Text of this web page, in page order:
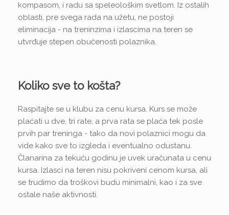
kompasom, i radu sa speleološkim svetlom. Iz ostalih
oblasti, pre svega rada na užetu, ne postoji
eliminacija - na treninzima i izlascima na teren se
utvrđuje stepen obučenosti polaznika.
Koliko sve to košta?
Raspitajte se u klubu za cenu kursa. Kurs se može
plaćati u dve, tri rate, a prva rata se plaća tek posle
prvih par treninga - tako da novi polaznici mogu da
vide kako sve to izgleda i eventualno odustanu.
Članarina za tekuću godinu je uvek uračunata u cenu
kursa. Izlasci na teren nisu pokriveni cenom kursa, ali
se trudimo da troškovi budu minimalni, kao i za sve
ostale naše aktivnosti.